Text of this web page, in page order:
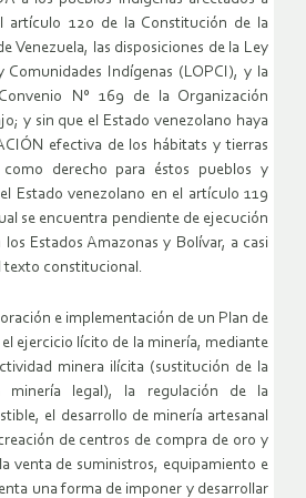
artículo 120 de la Constitución de la
Venezuela, las disposiciones de la Ley
Comunidades Indígenas (LOPCI), y la
N° 169 de la Organización
y sin que el Estado venezolano haya
efectiva de los hábitats y tierras
como derecho para éstos pueblos y
Estado venezolano en el artículo 119
se encuentra pendiente de ejecución
Estados Amazonas y Bolívar, a casi
texto constitucional.
e implementación de un Plan de
ejercicio lícito de la minería, mediante
minera ilícita (sustitución de la
minería legal), la regulación de la
el desarrollo de minería artesanal
de centros de compra de oro y
venta de suministros, equipamiento e
una forma de imponer y desarrollar